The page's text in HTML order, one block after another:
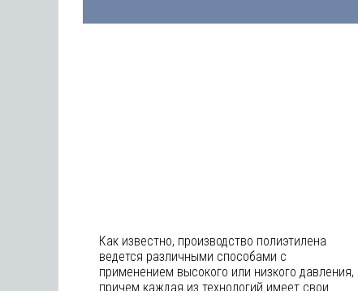
Как известно, производство полиэтилена
ведется различными способами с
применением высокого или низкого давления,
причем каждая из технологий имеет свои